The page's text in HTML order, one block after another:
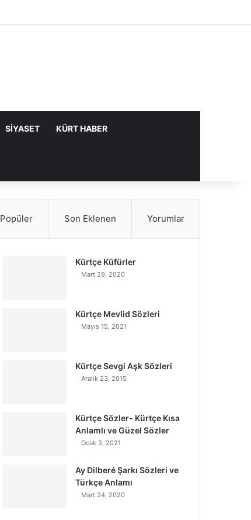
SIYASET KÜRT HABER
Popüler Son Eklenen Yorumlar
Kürtçe Küfürler
Mart 29, 2020
Kürtçe Mevlid Sözleri
Mayıs 15, 2021
Kürtçe Sevgi Aşk Sözleri
Aralık 23, 2015
Kürtçe Sözler- Kürtçe Kısa
Anlamlı ve Güzel Sözler
Ocak 3, 2021
Ay Dilberé Şarkı Sözleri ve
Türkçe Anlamı
Mart 24, 2020